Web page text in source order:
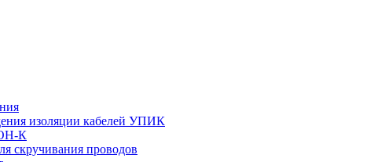
изоляции кабелей УПИК
К
скручивания проводов